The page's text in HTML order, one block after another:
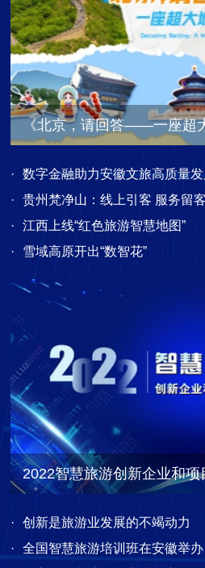
《北京，请回答——一座超
·
数字金融助力安徽文旅高质量
·
贵州梵净山：线上引客 服务留客
·
江西上线“红色旅游智慧地图”
·
雪域高原开出“数智花”
2022智慧旅游创新企业和
·
创新是旅游业发展的不竭动力
·
全国智慧旅游培训班在安徽举办